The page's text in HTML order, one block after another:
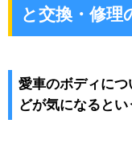
と交換・修理
愛車のボディに
どが気になると